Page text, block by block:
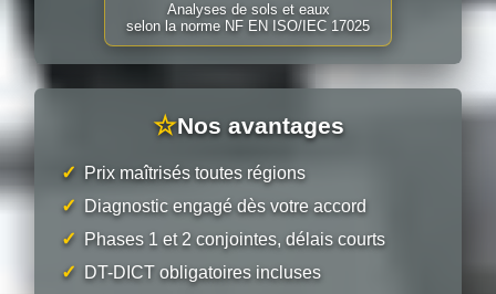
Analyses de sols et eaux
selon la norme NF EN ISO/IEC 17025
☆Nos avantages
✓ Prix maîtrisés toutes régions
✓ Diagnostic engagé dès votre accord
✓ Phases 1 et 2 conjointes, délais courts
✓ DT-DICT obligatoires incluses